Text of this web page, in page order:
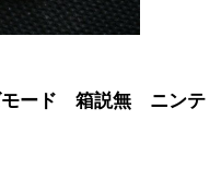
モード 箱説無 ニンテ